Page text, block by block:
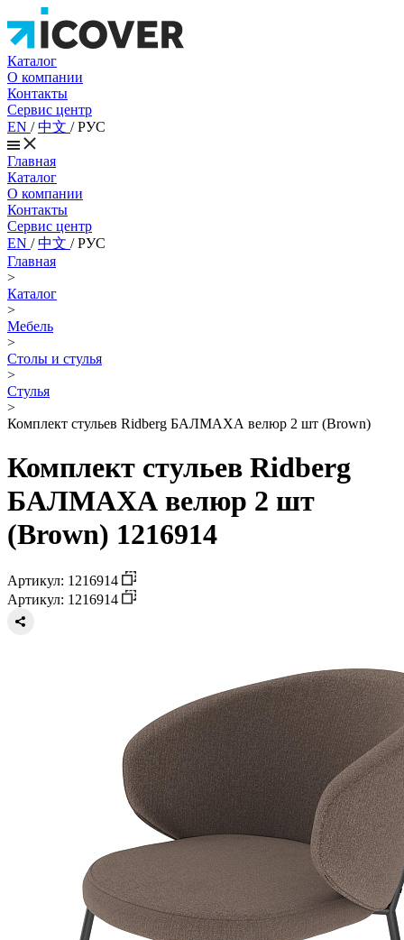
Каталог
О компании
Контакты
Сервис центр
EN /中文 /РУС
Главная
Каталог
О компании
Контакты
Сервис центр
EN /中文 /РУС
Главная
>
Каталог
>
Мебель
>
Столы и стулья
>
Стулья
>
Комплект стульев Ridberg БАЛМАХА велюр 2 шт (Brown)
Комплект стульев Ridberg
БАЛМАХА велюр 2 шт
(Brown) 1216914
Артикул: 1216914
Артикул: 1216914